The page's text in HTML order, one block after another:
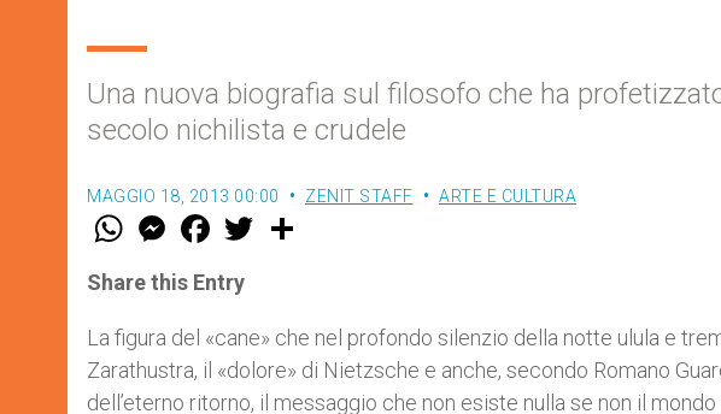
Una nuova biografia sul filosofo che ha
secolo nichilista e crudele
MAGGIO 18, 2013 00:00 ZENIT STAFF ARTE E CULTURA
W
t
s
p
p
M
e
s
e
g
e
r
F
a
e
b
o
k
w
r
Share this Entry
La figura del «cane» che nel profondo silenzio della notte ulula e
Zarathustra, il «dolore» di Nietzsche e anche, secondo Romano
dell’eterno ritorno, il messaggio che non esiste nulla se non il mondo